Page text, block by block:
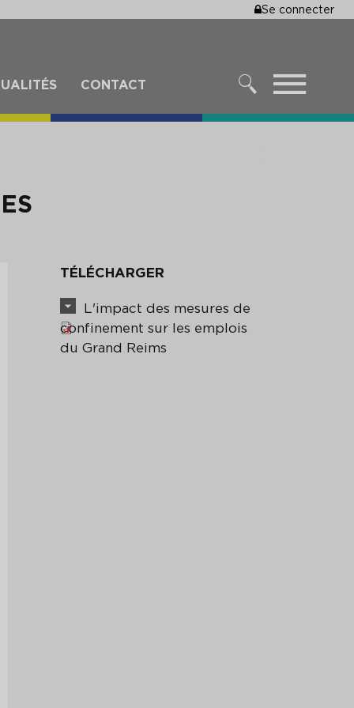
MENU
DE
Se connecter
CONTACT MENU
TÉLÉCHARGER
L'impact des mesures de
confinement sur les emplois
du Grand Reims